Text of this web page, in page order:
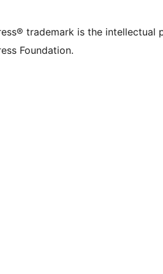
trademark is the intellectual
Foundation.